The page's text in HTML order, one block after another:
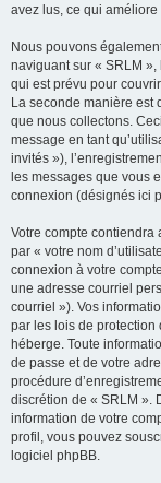
avez lus, ce qui
Nous pouvons
naviguant sur « SRLM
qui est prévu pour
La seconde manière est
que nous collectons.
message en tant
invités »),
les messages que vous
connexion (désignés ici
Votre compte
par « votre nom
connexion à votre
une adresse courriel
courriel »). Vos
par les lois de
héberge. Toute
de passe et de votre
procédure
discrétion de « SRLM ».
information de votre
profil, vous pouvez
logiciel phpBB.